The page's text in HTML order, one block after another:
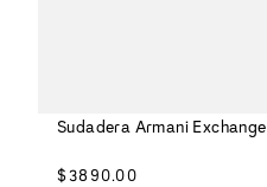
Sudadera Armani Exchange
$3890.00